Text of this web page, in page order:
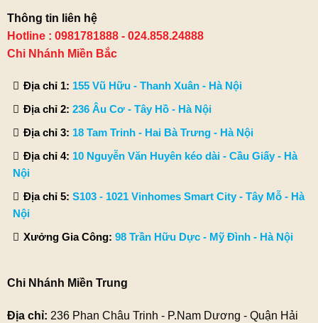
Thông tin liên hệ
Hotline : 0981781888 - 024.858.24888
Chi Nhánh Miền Bắc
Địa chỉ 1: 155 Vũ Hữu - Thanh Xuân - Hà Nội
Địa chỉ 2: 236 Âu Cơ - Tây Hồ - Hà Nội
Địa chỉ 3: 18 Tam Trinh - Hai Bà Trưng - Hà Nội
Địa chỉ 4: 10 Nguyễn Văn Huyên kéo dài - Cầu Giấy - Hà
Nội
Địa chỉ 5: S103 - 1021 Vinhomes Smart City - Tây Mỗ - Hà
Nội
Xưởng Gia Công: 98 Trần Hữu Dực - Mỹ Đình - Hà Nội
Chi Nhánh Miền Trung
Địa chỉ: 236 Phan Châu Trinh - P.Nam Dương - Quận Hải